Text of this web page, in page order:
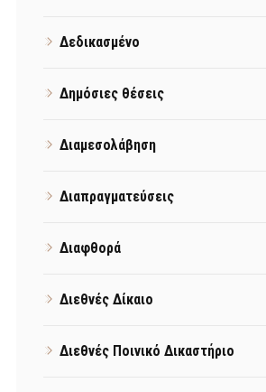
Δεδικασμένο
Δημόσιες θέσεις
Διαμεσολάβηση
Διαπραγματεύσεις
Διαφθορά
Διεθνές Δίκαιο
Διεθνές Ποινικό Δικαστήριο